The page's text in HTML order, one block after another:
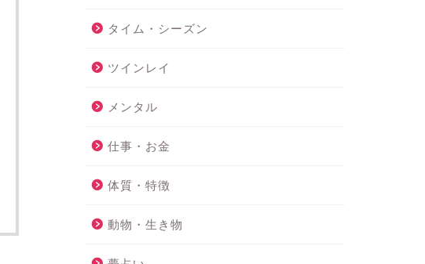
タイム・シーズン
ツインレイ
メンタル
仕事・お金
体質・特徴
動物・生き物